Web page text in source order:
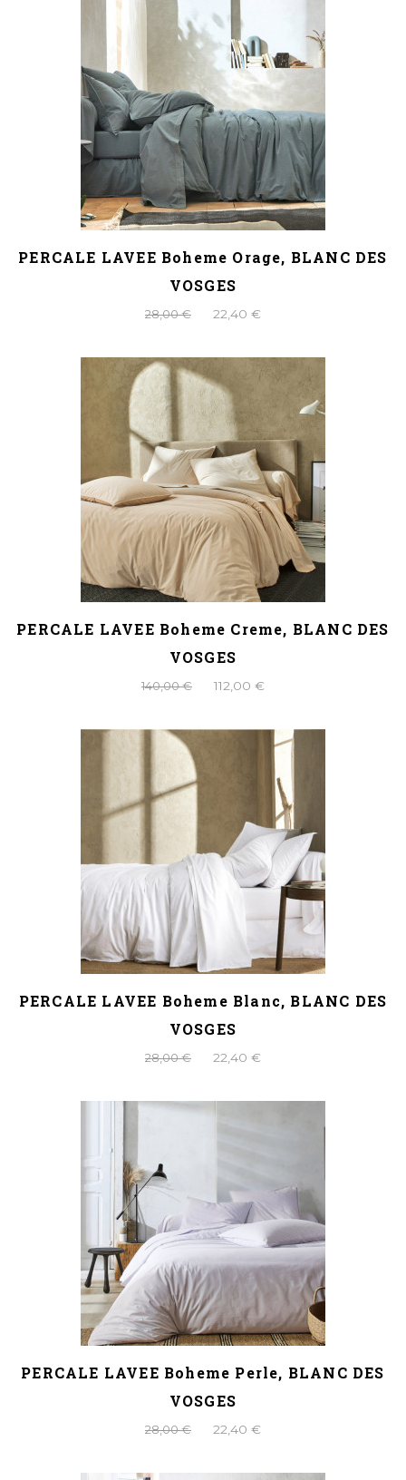
PERCALE LAVEE Boheme Orage, BLANC DES
VOSGES
28,00 € 22,40 €
PERCALE LAVEE Boheme Creme, BLANC DES
VOSGES
140,00 € 112,00 €
PERCALE LAVEE Boheme Blanc, BLANC DES
VOSGES
28,00 € 22,40 €
PERCALE LAVEE Boheme Perle, BLANC DES
VOSGES
28,00 € 22,40 €